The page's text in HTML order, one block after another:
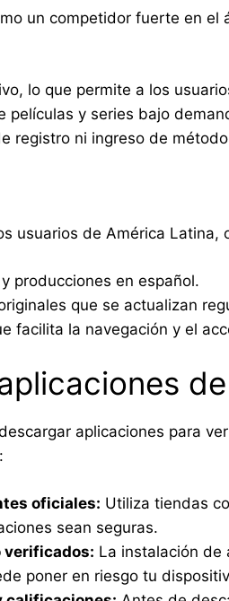
un competidor fuerte en
lo que permite a los
películas y series bajo
registro ni ingreso de
usuarios de América Latina,
producciones en español.
que se actualizan
facilita la navegación y el
aplicaciones para
oficiales: Utiliza tiendas
sean seguras.
verificados: La instalación de
poner en riesgo tu